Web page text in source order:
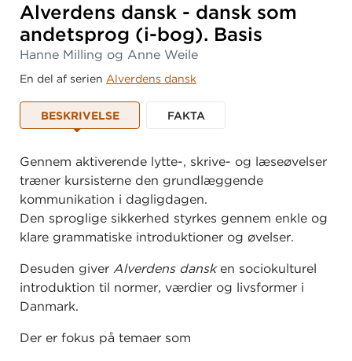
Alverdens dansk - dansk som
andetsprog (i-bog). Basis
Hanne Milling og Anne Weile
En del af serien Alverdens dansk
BESKRIVELSE FAKTA
Gennem aktiverende lytte-, skrive- og læseøvelser
træner kursisterne den grundlæggende
kommunikation i dagligdagen.
Den sproglige sikkerhed styrkes gennem enkle og
klare grammatiske introduktioner og øvelser.
Desuden giver Alverdens dansken sociokulturel
introduktion til normer, værdier og livsformer i
Danmark.
Der er fokus på temaer som